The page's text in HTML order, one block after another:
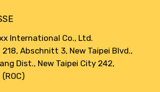
International Co., Ltd.
218, Abschnitt 3, New Taipei Blvd.,
Dist., New Taipei City 242,